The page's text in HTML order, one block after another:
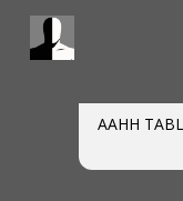
AAHH